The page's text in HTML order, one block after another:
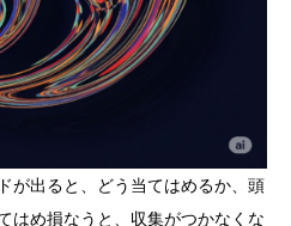
が出ると、どう当てはめるか、頭
はめ損なうと、収集がつかなくな